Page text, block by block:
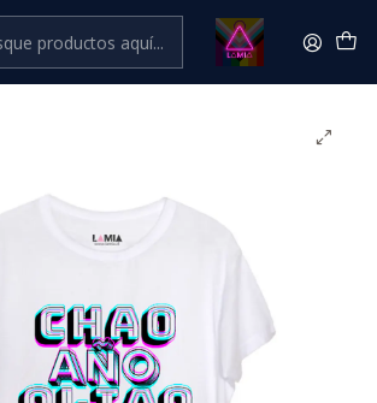
Catálogo Classic Frases Classic
Chao Año Qliao #3